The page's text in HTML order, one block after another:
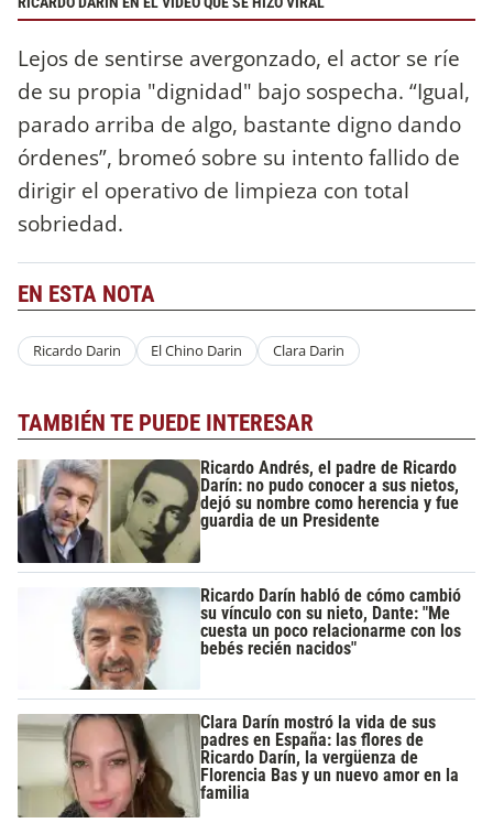
Lejos de sentirse avergonzado, el actor se ríe
de su propia "dignidad" bajo sospecha. “Igual,
parado arriba de algo, bastante digno dando
órdenes”, bromeó sobre su intento fallido de
dirigir el operativo de limpieza con total
sobriedad.
EN ESTA NOTA
Ricardo Darin El Chino Darin Clara Darin
TAMBIÉN TE PUEDE INTERESAR
Ricardo Andrés, el padre de Ricardo
Darín: no pudo conocer a sus nietos,
dejó su nombre como herencia y fue
guardia de un Presidente
Ricardo Darín habló de cómo cambió
su vínculo con su nieto, Dante: "Me
cuesta un poco relacionarme con los
bebés recién nacidos"
Clara Darín mostró la vida de sus
padres en España: las flores de
Ricardo Darín, la vergüenza de
Florencia Bas y un nuevo amor en la
familia